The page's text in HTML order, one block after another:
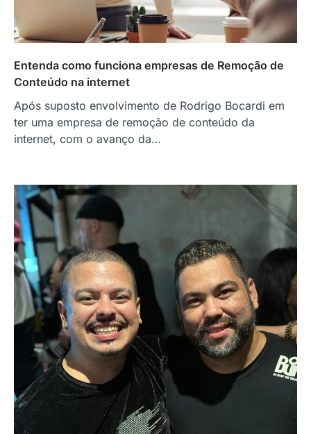
Entenda como funciona empresas de Remoção de
Conteúdo na internet
Após suposto envolvimento de Rodrigo Bocardi em
ter uma empresa de remoção de conteúdo da
internet, com o avanço da…